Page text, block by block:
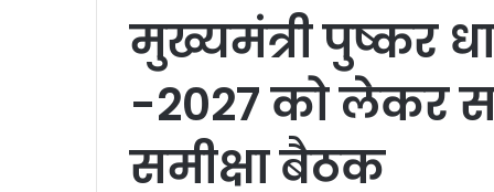
मुख्यमंत्री पुष्कर
-2027 को लेकर
समीक्षा बैठक